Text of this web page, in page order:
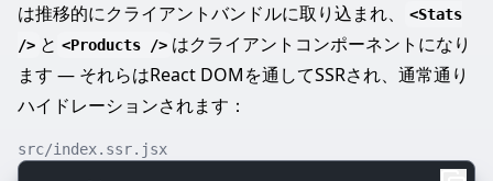
は推移的にクライアントバンドルに取り込まれ、
<Stats
/> と <Products /> はクライアントコンポーネントになり
ます — それらはReact DOMを通してSSRされ、通常通り
ハイドレーションされます：
src/index.ssr.jsx